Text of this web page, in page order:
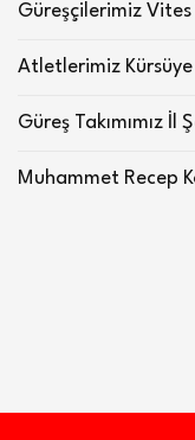
Güreşçilerimiz
Atletlerimiz
Güreş Takımımız İl
Muhammet Recep